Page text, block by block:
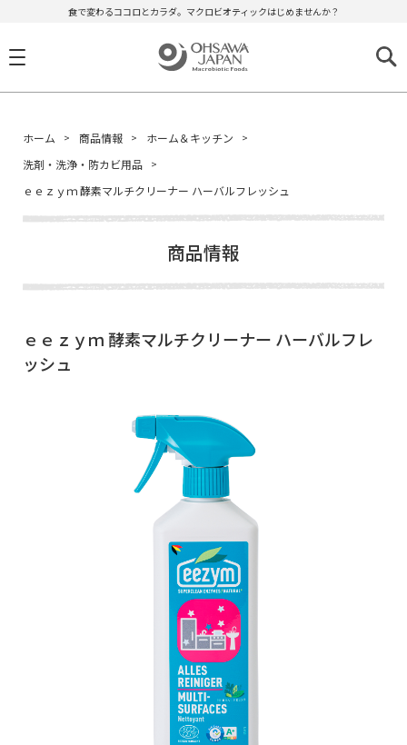
食で変わるココロとカラダ。マクロビオティックはじめませんか？
ホーム 商品情報
ホーム＆キッチン
洗剤・洗浄・防カビ用品
ｅｅｚｙｍ 酵素マルチクリーナー ハーバルフレッシュ
商品情報
ｅｅｚｙｍ 酵素マルチクリーナー ハーバルフレ
ッシュ